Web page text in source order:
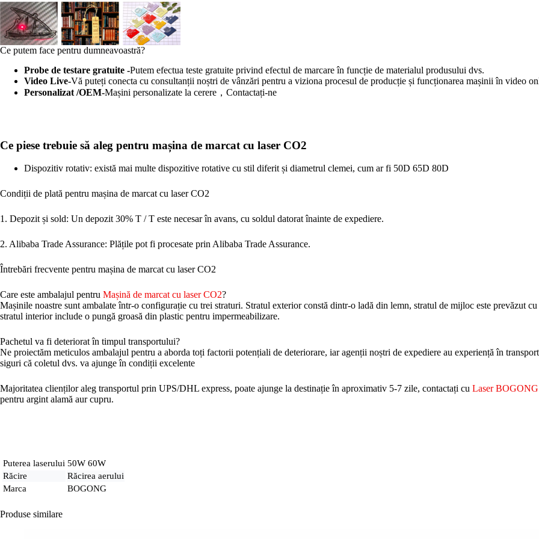
Ce putem face pentru dumneavoastră?
Probe de testare gratuite -Putem efectua teste gratuite privind efectul de marcare în funcție de materialul produsului dvs.
Video Live-Vă puteți conecta cu consultanții noștri de vânzări pentru a viziona procesul de producție și funcționarea mașinii în video
Personalizat /OEM-Mașini personalizate la cerere，Contactați-ne
Ce piese trebuie să aleg pentru mașina de marcat cu laser CO2
Dispozitiv rotativ: există mai multe dispozitive rotative cu stil diferit și diametrul clemei, cum ar fi 50D 65D 80D
Condiții de plată pentru mașina de marcat cu laser CO2
1. Depozit și sold: Un depozit 30% T / T este necesar în avans, cu soldul datorat înainte de expediere.
2. Alibaba Trade Assurance: Plățile pot fi procesate prin Alibaba Trade Assurance.
Întrebări frecvente pentru mașina de marcat cu laser CO2
Care este ambalajul pentru Mașină de marcat cu laser CO2?
Mașinile noastre sunt ambalate într-o configurație cu trei straturi. Stratul exterior constă dintr-o ladă din lemn, stratul de mijloc este prevăzut
stratul interior include o pungă groasă din plastic pentru impermeabilizare.
Pachetul va fi deteriorat în timpul transportului?
Ne proiectăm meticulos ambalajul pentru a aborda toți factorii potențiali de deteriorare, iar agenții noștri de expediere au experiență în
siguri că coletul dvs. va ajunge în condiții excelente
Majoritatea clienților aleg transportul prin UPS/DHL express, poate ajunge la destinație în aproximativ 5-7 zile, contactați cu Laser BOGONG
pentru argint alamă aur cupru.
Puterea laserului 50W 60W
Răcire
Răcirea aerului
Marca
BOGONG
Produse similare